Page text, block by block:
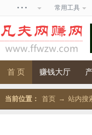
• • • 常用工具
首 页 赚钱大厅
当前位置： 首页 → 站内搜